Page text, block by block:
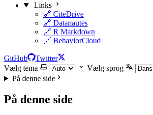
Links
🔗 CiteDrive
🔗 Datanautes
🔗 R Markdown
🔗 BehaviorCloud
GitHub
Twitter
Vælg tema
Vælg sprog
På denne side
På denne side